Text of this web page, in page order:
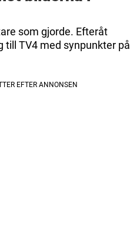
som gjorde. Efteråt
till TV4 med synpunkter på